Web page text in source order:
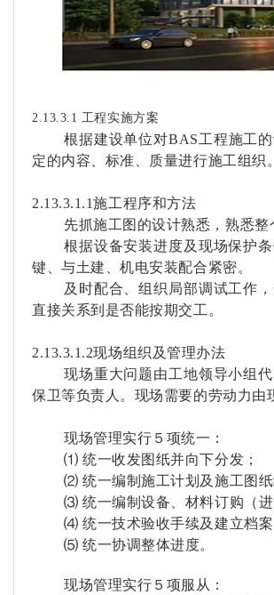
2.13.3.1 工程实施方案
根据建设单位对BAS工程施工
定的内容、标准、质量进行施工组织。
2.13.3.1.1施工程序和方法
先抓施工图的设计熟悉，熟悉整
根据设备安装进度及现场保护
键、与土建、机电安装配合紧密。
及时配合、组织局部调试工作
直接关系到是否能按期交工。
2.13.3.1.2现场组织及管理办法
现场重大问题由工地领导小组
保卫等负责人。现场需要的劳动力由
现场管理实行５项统一：
⑴ 统一收发图纸并向下分发；
⑵ 统一编制施工计划及施工图纸
⑶ 统一编制设备、材料订购（进
⑷ 统一技术验收手续及建立档案
⑸ 统一协调整体进度。
现场管理实行５项服从：